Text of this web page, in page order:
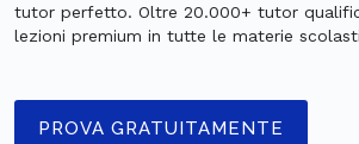
tutor perfetto. Oltre 20.000+ tutor
lezioni premium in tutte le materie
PROVA GRATUITAMENTE